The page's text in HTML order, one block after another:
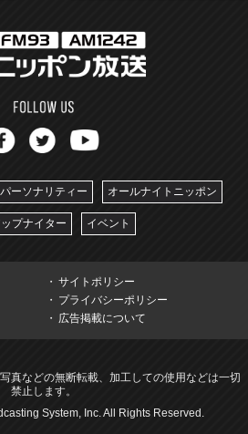
ーソナリティー オールナイトニッポン
プナイター イベント
サイトポリシー
プライバシーポリシー
広告掲載について
真などの無断転載、加工しての使用などは一切
禁止します。
System, Inc. All Rights Reserved.